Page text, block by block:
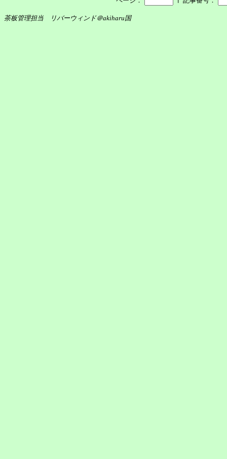
茶板管理担当 リバーウィンド＠akiharu国